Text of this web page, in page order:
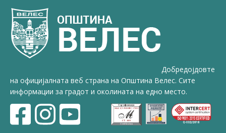
Добредојдовте
на официјалната веб страна на Општина Велес. Сите
информации за градот и околината на едно место.